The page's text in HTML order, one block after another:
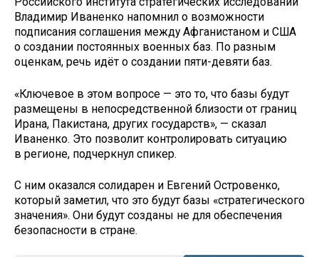
Владимир Иваненко напомнил о возможности
подписания соглашения между Афганистаном и США
о создании постоянных военных баз. По разным
оценкам, речь идёт о создании пяти-девяти баз.
«Ключевое в этом вопросе — это то, что базы будут
размещены в непосредственной близости от границ
Ирана, Пакистана, других государств», — сказал
Иваненко. Это позволит контролировать ситуацию
в регионе, подчеркнул спикер.
С ним оказался солидарен и Евгений Островенко,
который заметил, что это будут базы «стратегического
значения». Они будут созданы не для обеспечения
безопасности в стране.